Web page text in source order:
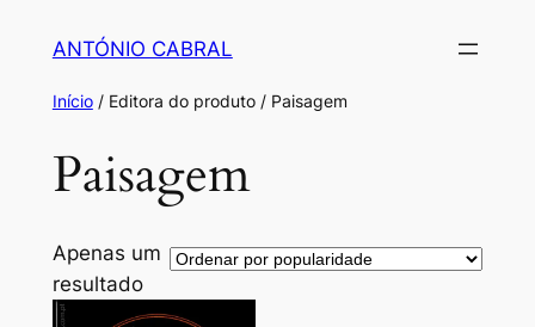
conteúdo
ANTÓNIO CABRAL
Início/ Editora do produto / Paisagem
Paisagem
Apenas um
resultado